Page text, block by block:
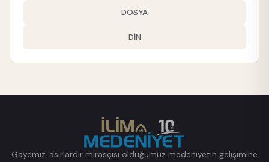
DOSYA
DİN
Gayemiz, asırlardır mirasçısı olduğumuz medeniyetin gelişimine